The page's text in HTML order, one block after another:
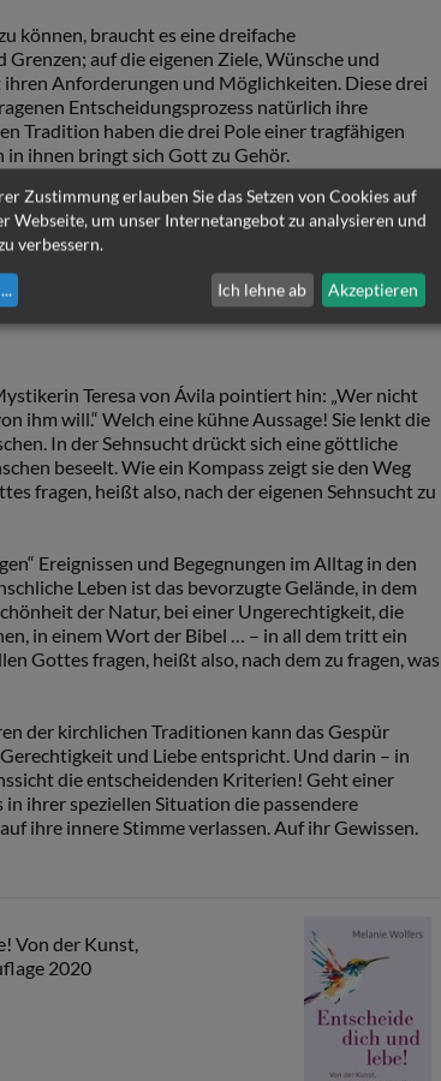
können, braucht es eine dreifache
auf die eigenen Ziele, Wünsche und
Anforderungen und Möglichkeiten. Diese drei
Entscheidungsprozess natürlich ihre
Tradition haben die drei Pole einer tragfähigen
in ihnen bringt sich Gott zu Gehör.
wir die Koordinaten unseres Daseins – unsere
das Leben selbst. Biblisch gesprochen:
den Schöpfer, der ein Freund des Lebens ist
Nach dem Willen Gottes fragen, heißt also,
Teresa von Ávila pointiert hin: „Wer nicht
ihm will.“ Welch eine kühne Aussage! Sie lenkt die
In der Sehnsucht drückt sich eine göttliche
beseelt. Wie ein Kompass zeigt sie den Weg
fragen, heißt also, nach der eigenen Sehnsucht zu
Ereignissen und Begegnungen im Alltag in den
Leben ist das bevorzugte Gelände, in dem
der Natur, bei einer Ungerechtigkeit, die
in einem Wort der Bibel … – in all dem tritt ein
Gottes fragen, heißt also, nach dem zu fragen, was
der kirchlichen Traditionen kann das Gespür
und Liebe entspricht. Und darin – in
die entscheidenden Kriterien! Geht einer
ihrer speziellen Situation die passendere
ihre innere Stimme verlassen. Auf ihr Gewissen.
Von der Kunst,
2020
Zustimmung erlauben Sie das Setzen von Cookies auf
Webseite, um unser Internetangebot zu analysieren und
verbessern.
... Ich lehne ab Akzeptieren